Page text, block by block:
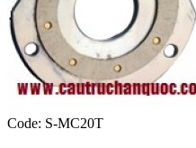
Code: S-MC20T